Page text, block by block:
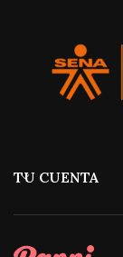
TU CUENTA